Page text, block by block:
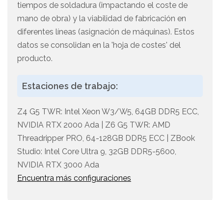
tiempos de soldadura (impactando el coste de
mano de obra) y la viabilidad de fabricación en
diferentes líneas (asignación de máquinas). Estos
datos se consolidan en la 'hoja de costes' del
producto.
Estaciones de trabajo:
Z4 G5 TWR: Intel Xeon W3/W5, 64GB DDR5 ECC,
NVIDIA RTX 2000 Ada | Z6 G5 TWR: AMD
Threadripper PRO, 64-128GB DDR5 ECC | ZBook
Studio: Intel Core Ultra 9, 32GB DDR5-5600,
NVIDIA RTX 3000 Ada
Encuentra más configuraciones